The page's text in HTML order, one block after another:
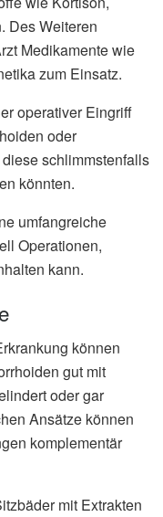
Des Weiteren
Medikamente wie
zum Einsatz.
operativer Eingriff
oder
schlimmstenfalls
könnten.
umfangreiche
Operationen,
kann.
können
gut mit
oder gar
Ansätze können
komplementär
mit Extrakten